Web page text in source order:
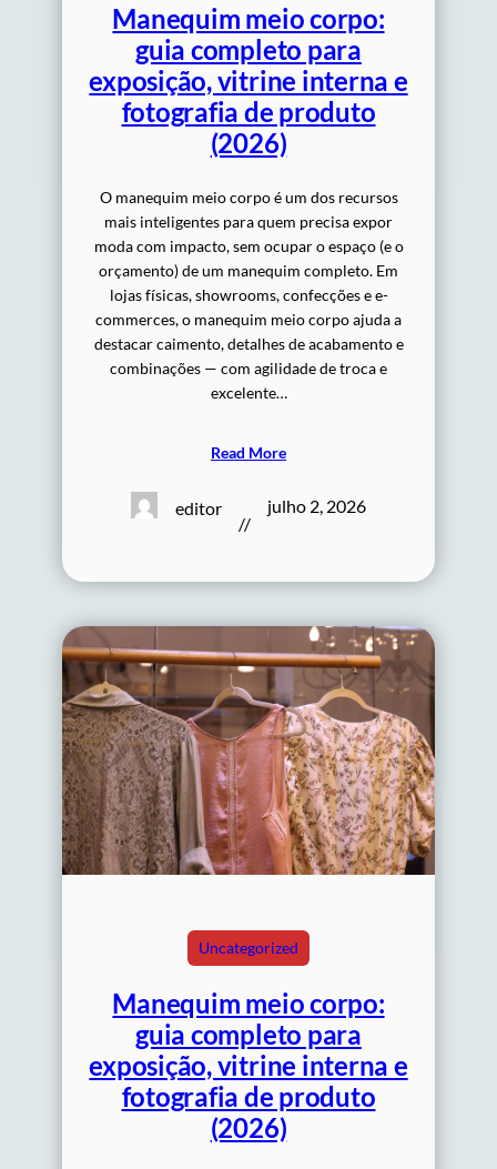
Manequim meio corpo:
guia completo para
exposição, vitrine interna e
fotografia de produto
(2026)
O manequim meio corpo é um dos recursos
mais inteligentes para quem precisa expor
moda com impacto, sem ocupar o espaço (e o
orçamento) de um manequim completo. Em
lojas físicas, showrooms, confecções e e-
commerces, o manequim meio corpo ajuda a
destacar caimento, detalhes de acabamento e
combinações — com agilidade de troca e
excelente…
Read More
editor
//
julho 2, 2026
Uncategorized
Manequim meio corpo:
guia completo para
exposição, vitrine interna e
fotografia de produto
(2026)